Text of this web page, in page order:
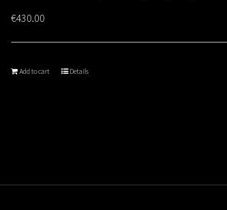
€430.00
Add to cart Details